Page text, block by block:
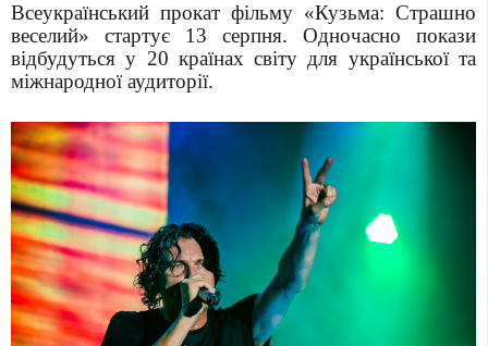
Всеукраїнський прокат фільму «Кузьма: Страшно
веселий» стартує 13 серпня. Одночасно покази
відбудуться у 20 країнах світу для української та
міжнародної аудиторії.